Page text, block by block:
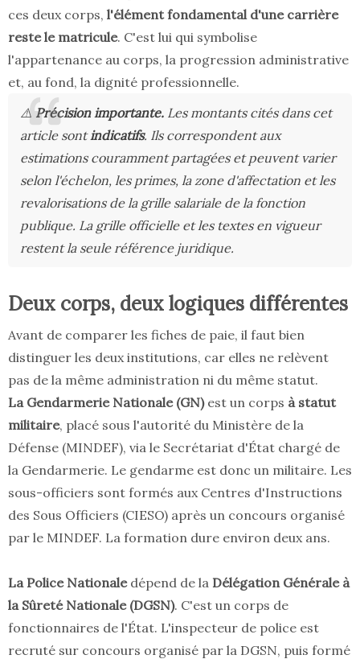
ces deux corps, l'élément fondamental d'une carrière
reste le matricule. C'est lui qui symbolise
l'appartenance au corps, la progression administrative
et, au fond, la dignité professionnelle.
⚠️Précision importante. Les montants cités dans cet
article sontindicatifs. Ils correspondent aux
estimations couramment partagées et peuvent varier
selon l'échelon, les primes, la zone d'affectation et les
revalorisations de la grille salariale de la fonction
publique. La grille officielle et les textes en vigueur
restent la seule référence juridique.
Deux corps, deux logiques différentes
Avant de comparer les fiches de paie, il faut bien
distinguer les deux institutions, car elles ne relèvent
pas de la même administration ni du même statut.
La Gendarmerie Nationale (GN)est un corps à statut
militaire, placé sous l'autorité du Ministère de la
Défense (MINDEF), via le Secrétariat d'État chargé de
la Gendarmerie. Le gendarme est donc un militaire. Les
sous-officiers sont formés aux Centres d'Instructions
des Sous Officiers (CIESO) après un concours organisé
par le MINDEF. La formation dure environ deux ans.
La Police Nationaledépend de la Délégation Générale à
la Sûreté Nationale (DGSN). C'est un corps de
fonctionnaires de l'État. L'inspecteur de police est
recruté sur concours organisé par la DGSN, puis formé